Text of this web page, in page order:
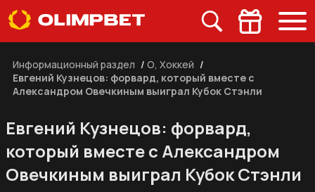
Информационный раздел / О, Хоккей /
Евгений Кузнецов: форвард, который вместе с
Александром Овечкиным выиграл Кубок Стэнли
Евгений Кузнецов: форвард,
который вместе с Александром
Овечкиным выиграл Кубок Стэнли